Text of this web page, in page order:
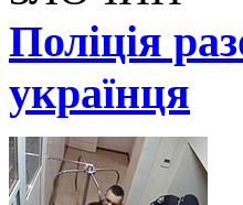
Поліція
українця